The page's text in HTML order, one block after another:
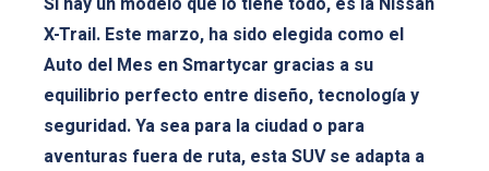
X-Trail. Este marzo, ha sido elegida como el
Auto del Mes en Smartycar gracias a su
equilibrio perfecto entre diseño, tecnología y
seguridad. Ya sea para la ciudad o para
aventuras fuera de ruta, esta SUV se adapta a